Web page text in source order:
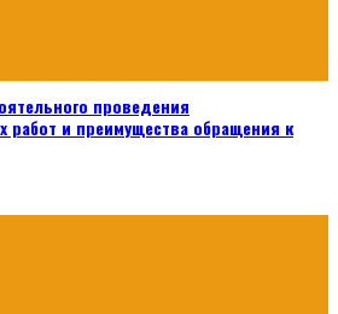
проведения
работ и преимущества обращения к